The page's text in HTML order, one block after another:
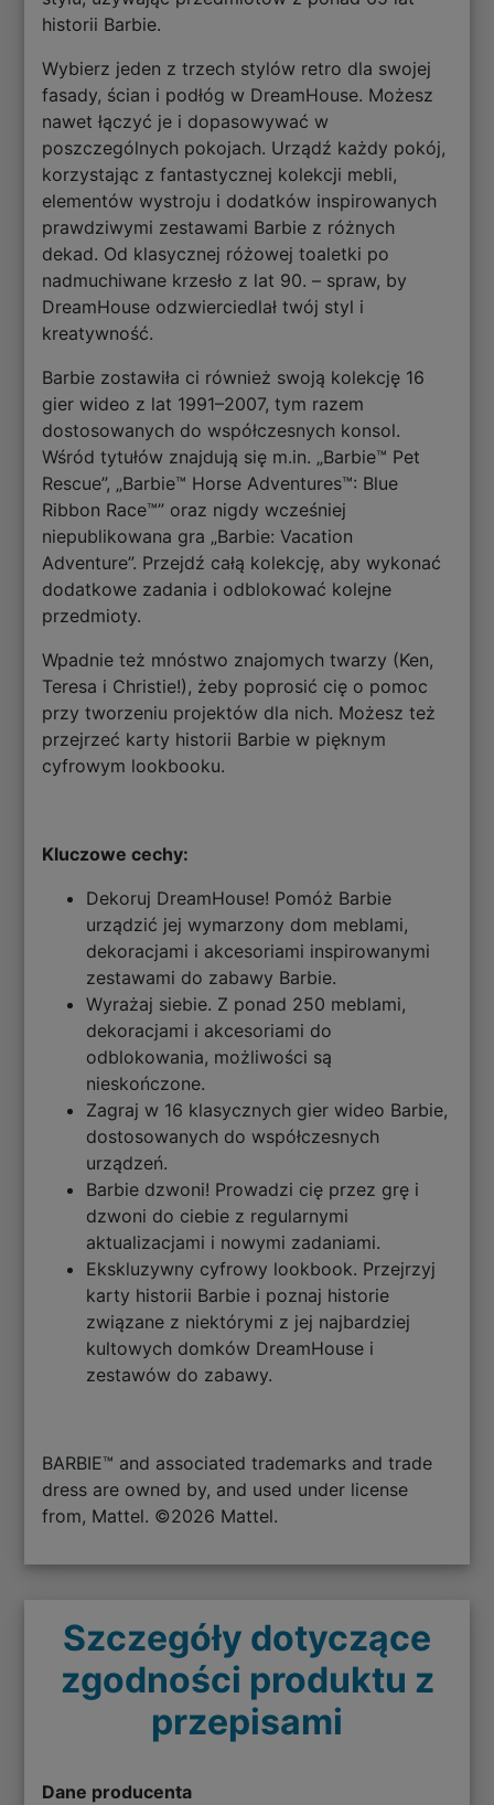
historii Barbie.
Wybierz jeden z trzech stylów retro dla swojej
fasady, ścian i podłóg w DreamHouse. Możesz
nawet łączyć je i dopasowywać w
poszczególnych pokojach. Urządź każdy pokój,
korzystając z fantastycznej kolekcji mebli,
elementów wystroju i dodatków inspirowanych
prawdziwymi zestawami Barbie z różnych
dekad. Od klasycznej różowej toaletki po
nadmuchiwane krzesło z lat 90. – spraw, by
DreamHouse odzwierciedlał twój styl i
kreatywność.
Barbie zostawiła ci również swoją kolekcję 16
gier wideo z lat 1991–2007, tym razem
dostosowanych do współczesnych konsol.
Wśród tytułów znajdują się m.in. „Barbie™ Pet
Rescue”, „Barbie™ Horse Adventures™: Blue
Ribbon Race™” oraz nigdy wcześniej
niepublikowana gra „Barbie: Vacation
Adventure”. Przejdź całą kolekcję, aby wykonać
dodatkowe zadania i odblokować kolejne
przedmioty.
Wpadnie też mnóstwo znajomych twarzy (Ken,
Teresa i Christie!), żeby poprosić cię o pomoc
przy tworzeniu projektów dla nich. Możesz też
przejrzeć karty historii Barbie w pięknym
cyfrowym lookbooku.
Kluczowe cechy:
Dekoruj DreamHouse! Pomóż Barbie
urządzić jej wymarzony dom meblami,
dekoracjami i akcesoriami inspirowanymi
zestawami do zabawy Barbie.
Wyrażaj siebie. Z ponad 250 meblami,
dekoracjami i akcesoriami do
odblokowania, możliwości są
nieskończone.
Zagraj w 16 klasycznych gier wideo Barbie,
dostosowanych do współczesnych
urządzeń.
Barbie dzwoni! Prowadzi cię przez grę i
dzwoni do ciebie z regularnymi
aktualizacjami i nowymi zadaniami.
Ekskluzywny cyfrowy lookbook. Przejrzyj
karty historii Barbie i poznaj historie
związane z niektórymi z jej najbardziej
kultowych domków DreamHouse i
zestawów do zabawy.
BARBIE™ and associated trademarks and trade
dress are owned by, and used under license
from, Mattel. ©2026 Mattel.
Szczegóły dotyczące
zgodności produktu z
przepisami
Dane producenta